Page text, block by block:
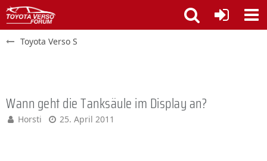
Toyota Verso S
Wann geht die Tanksäule im Display an?
Horsti 25. April 2011